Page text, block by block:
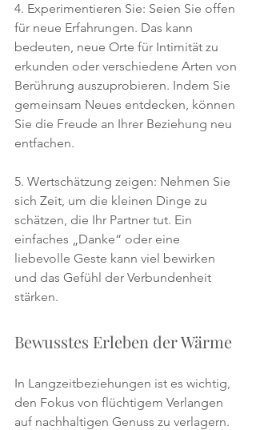
4. Experimentieren Sie: Seien Sie offen
für neue Erfahrungen. Das kann
bedeuten, neue Orte für Intimität zu
erkunden oder verschiedene Arten von
Berührung auszuprobieren. Indem Sie
gemeinsam Neues entdecken, können
Sie die Freude an Ihrer Beziehung neu
entfachen.
5. Wertschätzung zeigen: Nehmen Sie
sich Zeit, um die kleinen Dinge zu
schätzen, die Ihr Partner tut. Ein
einfaches „Danke“ oder eine
liebevolle Geste kann viel bewirken
und das Gefühl der Verbundenheit
stärken.
Bewusstes Erleben der Wärme
In Langzeitbeziehungen ist es wichtig,
den Fokus von flüchtigem Verlangen
auf nachhaltigen Genuss zu verlagern.